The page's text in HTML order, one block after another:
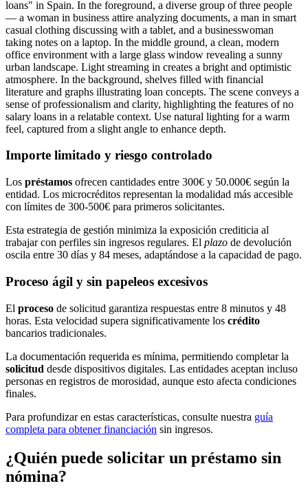
Importe limitado y riesgo controlado
Los préstamos ofrecen cantidades entre 300€ y 50.000€ según la
entidad. Los microcréditos representan la modalidad más accesible
con límites de 300-500€ para primeros solicitantes.
Esta estrategia de gestión minimiza la exposición crediticia al
trabajar con perfiles sin ingresos regulares. El plazo de devolución
oscila entre 30 días y 84 meses, adaptándose a la capacidad de pago.
Proceso ágil y sin papeleos excesivos
El proceso de solicitud garantiza respuestas entre 8 minutos y 48
horas. Esta velocidad supera significativamente los crédito
bancarios tradicionales.
La documentación requerida es mínima, permitiendo completar la
solicitud desde dispositivos digitales. Las entidades aceptan incluso
personas en registros de morosidad, aunque esto afecta condiciones
finales.
Para profundizar en estas características, consulte nuestra guía
completa para obtener financiación sin ingresos.
¿Quién puede solicitar un préstamo sin
nómina?